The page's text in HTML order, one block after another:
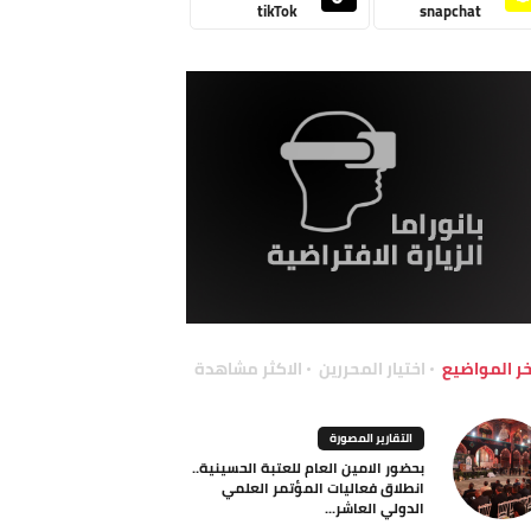
snapchat
tikTok
المواضيع اختيار المحررين الاكثر مشاهدة
التقارير المصورة
بحضور الامين العام للعتبة الحسينية..
انطلاق فعاليات المؤتمر العلمي
الدولي العاشر...